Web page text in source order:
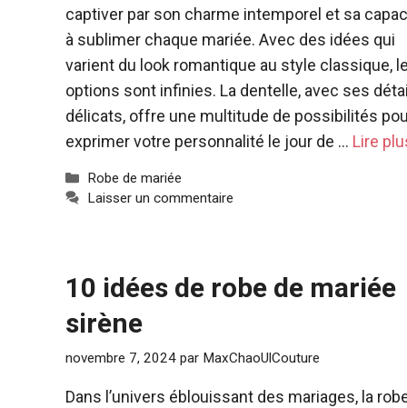
captiver par son charme intemporel et sa
à sublimer chaque mariée. Avec des idées qui
varient du look romantique au style classique,
options sont infinies. La dentelle, avec ses
délicats, offre une multitude de possibilités
exprimer votre personnalité le jour de … Lire
Catégories
Robe de mariée
Laisser un commentaire
10 idées de robe de mariée
sirène
novembre 7, 2024 par MaxChaoUlCouture
Dans l’univers éblouissant des mariages, la